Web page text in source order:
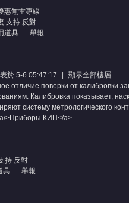
惠無雷專線
支持 反對
道具
舉報
於 5-6 05:47:17
顯示全部樓層
отличие поверки от калибровки
Калибровка показывает,
систему метрологического
>Приборы КИП</a>
持 反對
具
舉報